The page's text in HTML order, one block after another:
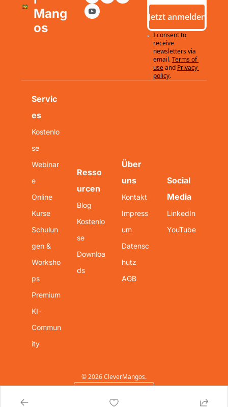
Mang
os
Jetzt anmelden
I consent to
receive
newsletters via
email.Terms of
useand Privacy
policy.
Servic
es
Kostenlo
se
Webinar
e
Online
Kurse
Schulun
gen &
Worksho
ps
Premium
KI-
Commun
ity
Resso
urcen
Blog
Kostenlo
se
Downloa
ds
Über
uns
Kontakt
Impress
um
Datensc
hutz
AGB
Social
Media
LinkedIn
YouTube
© 2026 CleverMangos.